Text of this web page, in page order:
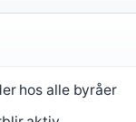
hos alle byråer